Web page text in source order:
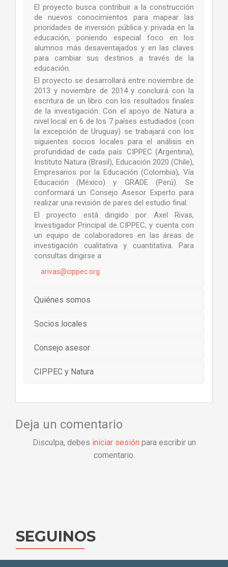
El proyecto busca contribuir a la construcción
de nuevos conocimientos para mapear las
prioridades de inversión pública y privada en la
educación, poniendo especial foco en los
alumnos más desaventajados y en las claves
para cambiar sus destinos a través de la
educación.
El proyecto se desarrollará entre noviembre de
2013 y noviembre de 2014 y concluirá con la
escritura de un libro con los resultados finales
de la investigación. Con el apoyo de Natura a
nivel local en 6 de los 7 países estudiados (con
la excepción de Uruguay) se trabajará con los
siguientes socios locales para el análisis en
profundidad de cada país: CIPPEC (Argentina),
Instituto Natura (Brasil), Educación 2020 (Chile),
Empresarios por la Educación (Colombia), Vía
Educación (México) y GRADE (Perú). Se
conformará un Consejo Asesor Experto para
realizar una revisión de pares del estudio final.
El proyecto está dirigido por Axel Rivas,
Investigador Principal de CIPPEC, y cuenta con
un equipo de colaboradores en las áreas de
investigación cualitativa y cuantitativa. Para
consultas dirigirse a:
arivas@cippec.org
Quiénes somos
Socios locales
Consejo asesor
CIPPEC y Natura
Deja un comentario
Disculpa, debes iniciar sesión para escribir un
comentario.
SEGUINOS